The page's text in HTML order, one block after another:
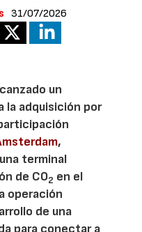
31/07/2026
un
la adquisición por
,
terminal
de CO2 en el
operación
de una